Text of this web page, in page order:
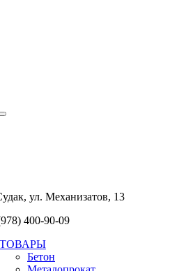
ул. Механизатов, 13
400-90-09
ТОВАРЫ
Бетон